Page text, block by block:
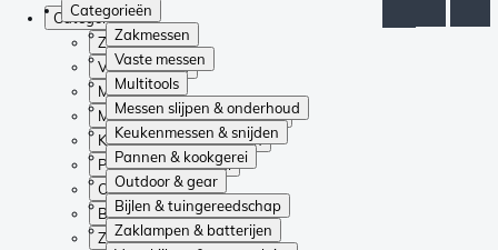
Categorieën
Zakmessen
Vaste messen
Multitools
Messen slijpen & onderhoud
Keukenmessen & snijden
Pannen & kookgerei
Outdoor & gear
Bijlen & tuingereedschap
Zaklampen & batterijen
Categorieën
Zakmessen
Vaste messen
Multitools
Messen slijpen & onderhoud
Keukenmessen & snijden
Pannen & kookgerei
Outdoor & gear
Bijlen & tuingereedschap
Zaklampen & batterijen